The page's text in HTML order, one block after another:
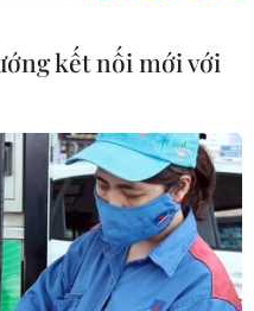
liệt sỹ
kết nối mới với